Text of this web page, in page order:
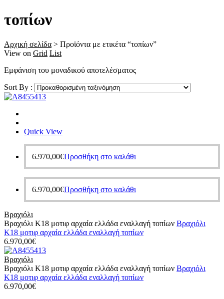
τοπίων
Αρχική σελίδα > Προϊόντα με ετικέτα “τοπίων”
View on Grid List
Εμφάνιση του μοναδικού αποτελέσματος
Sort By :
Quick View
6.970,00€Προσθήκη στο καλάθι
6.970,00€Προσθήκη στο καλάθι
Βραχιόλι
Βραχιόλι Κ18 μοτιφ αρχαία ελλάδα εναλλαγή τοπίων Βραχιόλι
Κ18 μοτιφ αρχαία ελλάδα εναλλαγή τοπίων
6.970,00€
Βραχιόλι
Βραχιόλι Κ18 μοτιφ αρχαία ελλάδα εναλλαγή τοπίων Βραχιόλι
Κ18 μοτιφ αρχαία ελλάδα εναλλαγή τοπίων
6.970,00€